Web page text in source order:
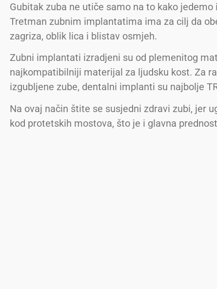
Gubitak zuba ne utiče samo na to kako
Tretman zubnim implantatima ima za cilj da
zagriza, oblik lica i blistav osmjeh.
Zubni implantati izradjeni su od plemenitog
najkompatibilniji materijal za ljudsku kost. Za
izgubljene zube, dentalni implanti su najbolje
Na ovaj način štite se susjedni zdravi zubi, jer
kod protetskih mostova, što je i glavna